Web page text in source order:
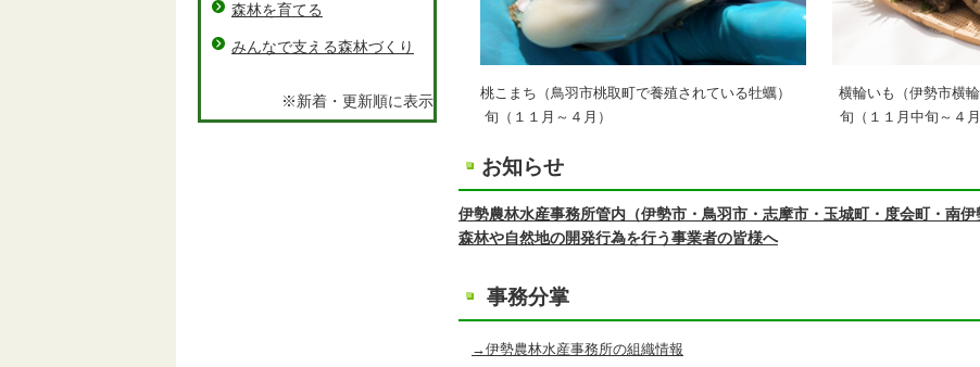
桃こまち（鳥羽市桃取町で養殖されている牡蠣） 横輪いも（伊勢市横輪
旬（１１月～４月） 旬（１１月中旬～４月
お知らせ
伊勢農林水産事務所管内（伊勢市・鳥羽市・志摩市・玉城町・度会町・南
森林や自然地の開発行為を行う事業者の皆様へ
事務分掌
→伊勢農林水産事務所の組織情報
森林を育てる
みんなで支える森林づくり
※新着・更新順に表示